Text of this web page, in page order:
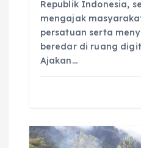
Republik Indonesia,
mengajak
persatuan serta
beredar di ruang
Ajakan…